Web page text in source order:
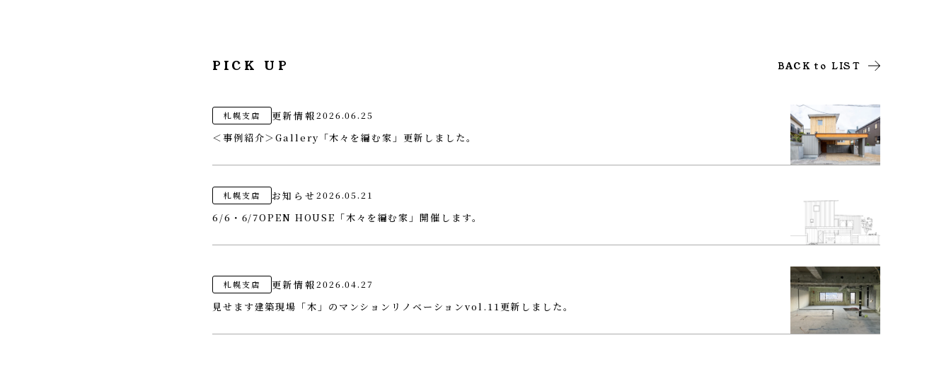
PICK UP BACK to LIST
札幌支店 更新情報2026.06.25
＜事例紹介＞Gallery「木々を編む家」更新しました。
札幌支店 お知らせ 2026.05.21
6/6・6/7OPEN HOUSE「木々を編む家」開催します。
札幌支店 更新情報2026.04.27
見せます建築現場「木」のマンションリノベーションvol.11更新しました。